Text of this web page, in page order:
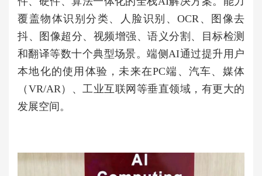
覆盖物体识别分类、人脸识别、OCR、图像去
抖、图像超分、视频增强、语义分割、目标检测
和翻译等数十个典型场景。端侧AI通过提升用户
本地化的使用体验，未来在PC端、汽车、媒体
（VR/AR）、工业互联网等垂直领域，有更大的
发展空间。